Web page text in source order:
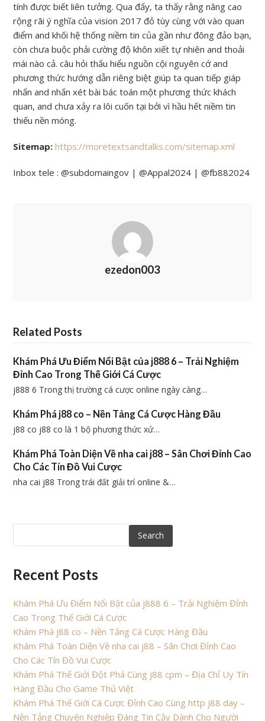
tính được biết liên tưởng. Qua đấy, ta thấy rằng nâng cao
rộng rãi ý nghĩa của vision 2017 đỏ tùy cùng với vào quan
điểm and khối hệ thống niềm tin của gần như đông đảo bạn,
còn chưa buộc phải cường độ khôn xiết tự nhiên and thoải
mái nào cả. câu hỏi thấu hiểu nguồn cội nguyên cớ and
phương thức hướng dẫn riêng biệt giúp ta quan tiếp giáp
nhấn and nhấn xét bài bác toán một phương thức khách
quan, and chưa xảy ra lôi cuốn tại bởi vì hầu hết niềm tin
thiếu nền móng.
Sitemap: https://moretextsandtalks.com/sitemap.xml
Inbox tele : @subdomaingov | @Appal2024 | @fb882024
ezedon003
Related Posts
Khám Phá Ưu Điểm Nổi Bật của j888 6 – Trải Nghiệm
Đỉnh Cao Trong Thế Giới Cá Cược
j888 6 Trong thị trường cá cược online ngày càng…
Khám Phá j88 co – Nền Tảng Cá Cược Hàng Đầu
j88 co j88 co là 1 bộ phương thức xử…
Khám Phá Toàn Diện Về nha cai j88 – Sân Chơi Đỉnh Cao
Cho Các Tín Đồ Vui Cược
nha cai j88 Trong trái đất giải trí online &…
Search
Recent Posts
Khám Phá Ưu Điểm Nổi Bật của j888 6 – Trải Nghiệm Đỉnh
Cao Trong Thế Giới Cá Cược
Khám Phá j88 co – Nền Tảng Cá Cược Hàng Đầu
Khám Phá Toàn Diện Về nha cai j88 – Sân Chơi Đỉnh Cao
Cho Các Tín Đồ Vui Cược
Khám Phá Thế Giới Đột Phá Cùng j88 cpm – Địa Chỉ Uy Tín
Hàng Đầu Cho Game Thủ Việt
Khám Phá Thế Giới Cá Cược Đỉnh Cao Cùng http j88 day –
Nền Tảng Chuyên Nghiệp Đáng Tin Cậy Dành Cho Người